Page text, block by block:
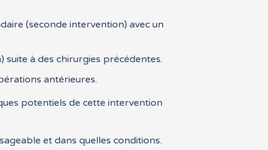
(seconde intervention) avec un
à des chirurgies précédentes.
antérieures.
potentiels de cette intervention
et dans quelles conditions.